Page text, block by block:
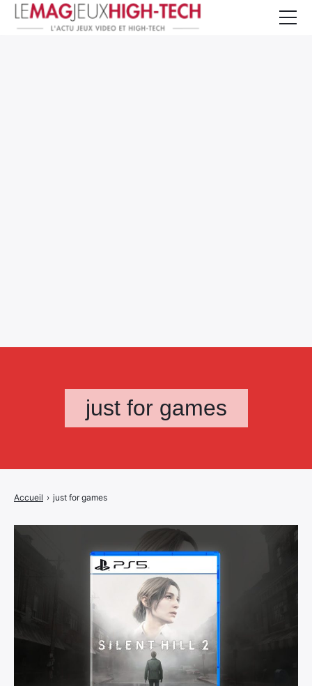
just for games
Accueil › just for games